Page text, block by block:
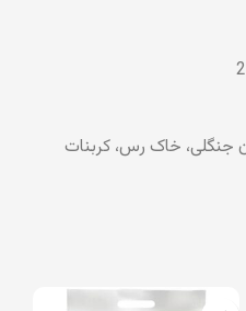
جنگلی، خاک رس، کربنات